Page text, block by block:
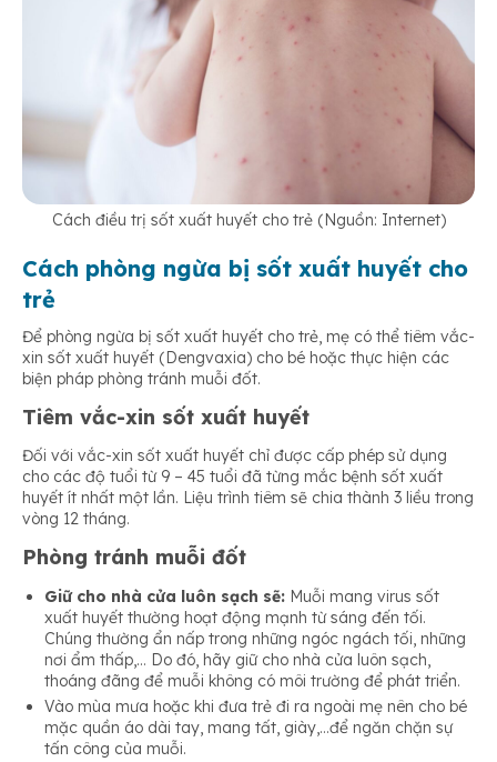
Cách điều trị sốt xuất huyết cho trẻ (Nguồn: Internet)
Cách phòng ngừa bị sốt xuất huyết cho
trẻ
Để phòng ngừa bị sốt xuất huyết cho trẻ, mẹ có thể tiêm vắc-
xin sốt xuất huyết (Dengvaxia) cho bé hoặc thực hiện các
biện pháp phòng tránh muỗi đốt.
Tiêm vắc-xin sốt xuất huyết
Đối với vắc-xin sốt xuất huyết chỉ được cấp phép sử dụng
cho các độ tuổi từ 9 – 45 tuổi đã từng mắc bệnh sốt xuất
huyết ít nhất một lần. Liệu trình tiêm sẽ chia thành 3 liều trong
vòng 12 tháng.
Phòng tránh muỗi đốt
Giữ cho nhà cửa luôn sạch sẽ: Muỗi mang virus sốt
xuất huyết thường hoạt động mạnh từ sáng đến tối.
Chúng thường ẩn nấp trong những ngóc ngách tối, những
nơi ẩm thấp,… Do đó, hãy giữ cho nhà cửa luôn sạch,
thoáng đãng để muỗi không có môi trường để phát triển.
Vào mùa mưa hoặc khi đưa trẻ đi ra ngoài mẹ nên cho bé
mặc quần áo dài tay, mang tất, giày,…để ngăn chặn sự
tấn công của muỗi.